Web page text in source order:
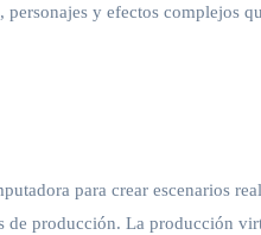
y efectos complejos
para crear escenarios
de producción. La producción